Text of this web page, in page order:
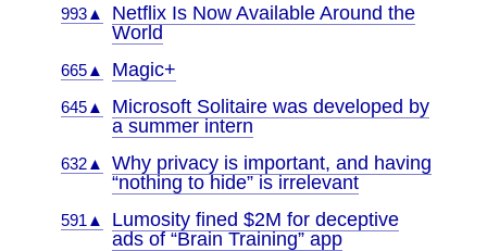
993▲
Netflix Is Now Available Around the
World
665▲ Magic+
645▲
Microsoft Solitaire was developed by
a summer intern
632▲
Why privacy is important, and having
“nothing to hide” is irrelevant
591▲
Lumosity fined $2M for deceptive
ads of “Brain Training” app